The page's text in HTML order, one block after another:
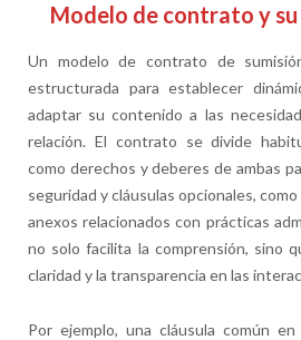
Modelo de contrato y
Un modelo de contrato de
estructurada para establecer
adaptar su contenido a las
relación. El contrato se divide
como derechos y deberes de ambas
seguridad y cláusulas opcionales,
anexos relacionados con prácticas
no solo facilita la comprensión, sino
claridad y la transparencia en las
Por ejemplo, una cláusula común